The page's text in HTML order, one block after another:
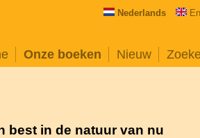
Nederlands
Onze boeken Nieuw
best in de natuur van nu